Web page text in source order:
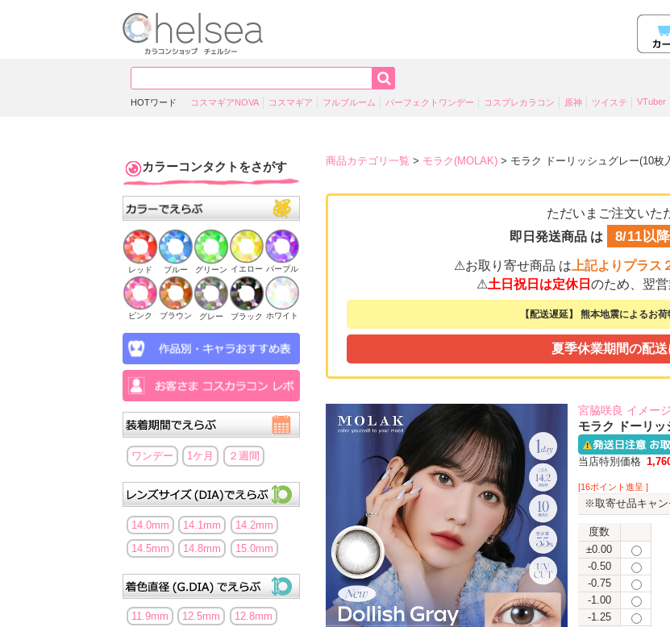
HOTワード コスマギアNOVA コスマギア フルブルーム パーフェクトワンデー コスプレカラコン 原神 ツイステ VTuber
カラーコンタクトをさがす
レッド ブルー グリーン イエロー パープル
ピンク ブラウン グレー ブラック ホワイト
ワンデー 1ケ月 ２週間
14.0mm 14.1mm
14.2mm
14.5mm
14.8mm 15.0mm
11.9mm 12.5mm
12.8mm
商品カテゴリ一覧 > モラク(MOLAK) > モラク ドーリッシュグレー(10枚
ただいまご注文いた
即日発送商品 は
8/11以
⚠お取り寄せ商品 は 上記よりプラス
⚠土日祝日は定休日 のため、翌営
【配送遅延】 熊本地震によるお
夏季休業期間の配
宮脇咲良 イメー
モラク ドーリッ
当店特別価格
[16ポイント進呈 ]
※取寄せ品キャ
度数
±0.00
-0.50
-0.75
-1.00
-1.25